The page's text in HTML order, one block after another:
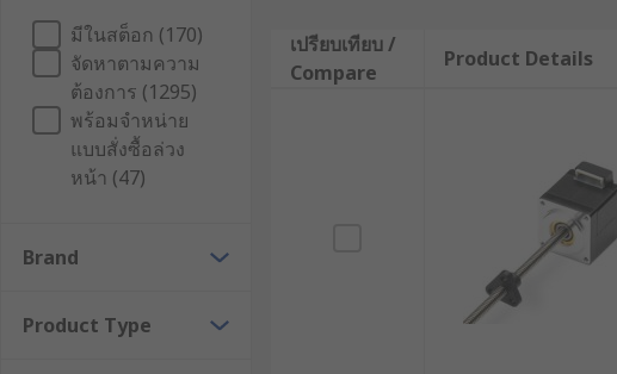
ตัวกระตุ้นเชิงเส้น หรือลิเนียร์แอคทูเอเตอร์ คืออุปกรณ์ที่เปลี่ยนพลัง
มอเตอร์ไฟฟ้าร่วมกับกลไกเกลียวหรือระบบส่งกำลัง เพื่อเปลี่ยนการห
การเคลื่อนที่ลักษณะนี้เหมาะสำหรับงานที่ต้องมีการผลัก ดึง ยก ปรั
ขยับชิ้นส่วนเครื่องจักร หรือการเคลื่อนที่ของแขนหุ่นยนต์
ปัจจุบันมีทั้งรุ่นสำหรับงานทั่วไปอย่าง Electric Linear Actuator
หลักการทำงานของ Electric Linear
Electric Linear Actuator ทำงานโดยใช้มอเตอร์ไฟฟ้าขับชุดเกียร์แ
มีในสต็อก (170)
จัดหาตามความ
ต้องการ (1295)
พร้อมจำหน่าย
แบบสั่งซื้อล่วง
หน้า (47)
Brand
Product Type
เปรียบเทียบ /
Compare
Product Details